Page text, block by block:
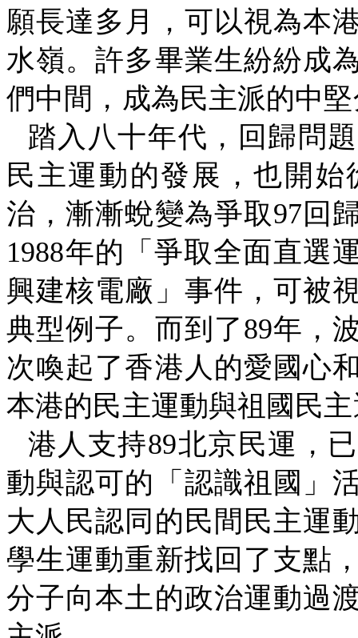
願長達多月，可以視為本
水嶺。許多畢業生紛紛成
們中間，成為民主派的中
踏入八十年代，回歸問
民主運動的發展，也開
治，漸漸蛻變為爭取97回
1988年的「爭取全面直選
興建核電廠」事件，可被
典型例子。而到了89年，
次喚起了香港人的愛國心
本港的民主運動與祖國民
港人支持89北京民運，
動與認可的「認識祖國」
大人民認同的民間民主運
學生運動重新找回了支點
分子向本土的政治運動過